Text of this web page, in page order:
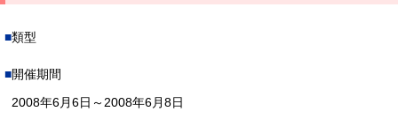
類型
開催期間
2008年6月6日～2008年6月8日